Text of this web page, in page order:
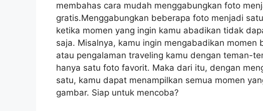
membahas cara mudah menggabungkan foto
gratis.Menggabungkan beberapa foto menjadi
ketika momen yang ingin kamu abadikan tidak
saja. Misalnya, kamu ingin mengabadikan momen
atau pengalaman traveling kamu dengan teman-
hanya satu foto favorit. Maka dari itu, dengan
satu, kamu dapat menampilkan semua momen
gambar. Siap untuk mencoba?